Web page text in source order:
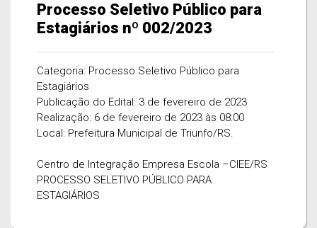
Processo Seletivo Público para
Estagiários nº 002/2023
Categoria: Processo Seletivo Público para
Estagiários
Publicação do Edital: 3 de fevereiro de 2023
Realização: 6 de fevereiro de 2023 às 08:00
Local: Prefeitura Municipal de Triunfo/RS.
Centro de Integração Empresa Escola –CIEE/RS
PROCESSO SELETIVO PÚBLICO PARA
ESTAGIÁRIOS